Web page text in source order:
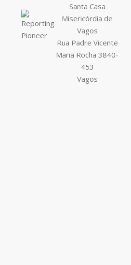
Santa Casa
Misericórdia de
Vagos
Rua Padre Vicente
Maria Rocha 3840-
453
Vagos